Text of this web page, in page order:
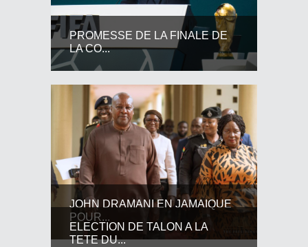
PROMESSE DE LA FINALE DE
LA CO...
JOHN DRAMANI EN JAMAIQUE
POUR...
ELECTION DE TALON A LA
TETE DU...